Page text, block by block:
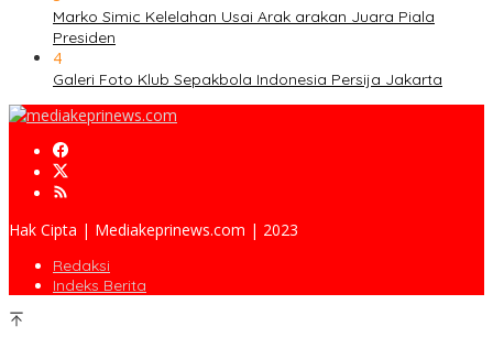
Marko Simic Kelelahan Usai Arak arakan Juara Piala
Presiden
4
Galeri Foto Klub Sepakbola Indonesia Persija Jakarta
Hak Cipta | Mediakeprinews.com | 2023
Redaksi
Indeks Berita